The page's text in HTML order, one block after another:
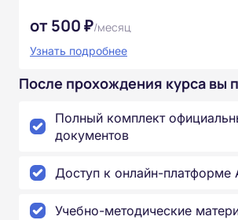
от 500 ₽/месяц
Узнать подробнее
После прохождения курса вы
Полный комплект
документов
Доступ к онлайн-платформе
Учебно-методические